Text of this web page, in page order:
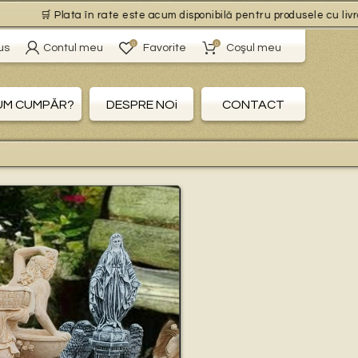
🛒 Plata în rate este acum disponibilă pentru produsele cu livrare
Contul meu 0 Favorite 0 Coşul meu
CUMPĂR? DESPRE NOi CONTACT